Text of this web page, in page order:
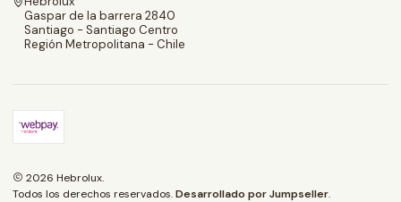
Gaspar de la barrera 2840
Santiago - Santiago Centro
Región Metropolitana - Chile
2026 Hebrolux.
Todos los derechos reservados.Desarrollado por Jumpseller.